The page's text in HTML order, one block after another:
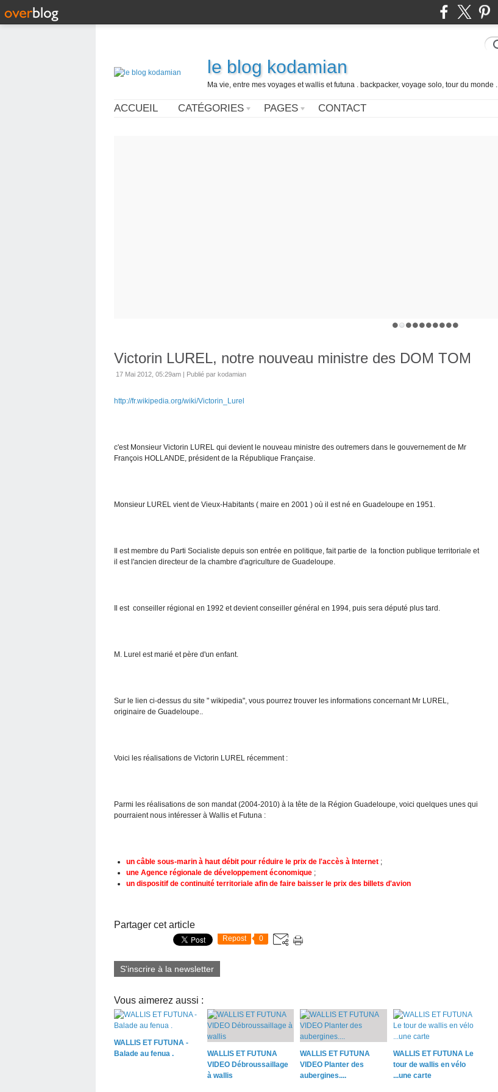
le blog kodamian
Ma vie, entre mes voyages et wallis et futuna . backpacker, voyage solo, tour du monde .
ACCUEIL CATÉGORIES PAGES CONTACT
Victorin LUREL, notre nouveau ministre des DOM TOM
17 Mai 2012, 05:29am | Publié par kodamian
http://fr.wikipedia.org/wiki/Victorin_Lurel
c'est Monsieur Victorin LUREL qui devient le nouveau ministre des outremers dans le gouvernement de Mr
François HOLLANDE, président de la République Française.
Monsieur LUREL vient de Vieux-Habitants ( maire en 2001 ) où il est né en Guadeloupe en 1951.
Il est membre du Parti Socialiste depuis son entrée en politique, fait partie de la fonction publique territoriale et
il est l'ancien directeur de la chambre d'agriculture de Guadeloupe.
Il est conseiller régional en 1992 et devient conseiller général en 1994, puis sera député plus tard.
M. Lurel est marié et père d'un enfant.
Sur le lien ci-dessus du site " wikipedia", vous pourrez trouver les informations concernant Mr LUREL,
originaire de Guadeloupe..
Voici les réalisations de Victorin LUREL récemment :
Parmi les réalisations de son mandat (2004-2010) à la tête de la Région Guadeloupe, voici quelques unes qui
pourraient nous intéresser à Wallis et Futuna :
un câble sous-marin à haut débit pour réduire le prix de l'accès à Internet ;
une Agence régionale de développement économique ;
un dispositif de continuité territoriale afin de faire baisser le prix des billets d'avion
Partager cet article
Repost 0
S'inscrire à la newsletter
Vous aimerez aussi :
WALLIS ET FUTUNA -
Balade au fenua .
WALLIS ET FUTUNA
VIDEO Débroussaillage
à wallis
WALLIS ET FUTUNA
VIDEO Planter des
aubergines....
WALLIS ET FUTUNA Le
tour de wallis en vélo
...une carte